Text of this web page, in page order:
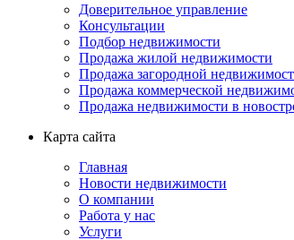
Доверительное управление
Консультации
Подбор недвижимости
Продажа жилой недвижимости
Продажа загородной
Продажа коммерческой
Продажа недвижимости в
Карта сайта
Главная
Новости недвижимости
О компании
Работа у нас
Услуги